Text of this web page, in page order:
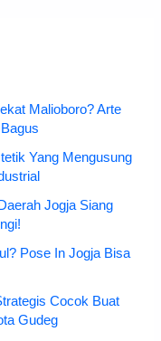
Malioboro? Arte
Yang Mengusung
Jogja Siang
Pose In Jogja Bisa
Cocok Buat
Gudeg